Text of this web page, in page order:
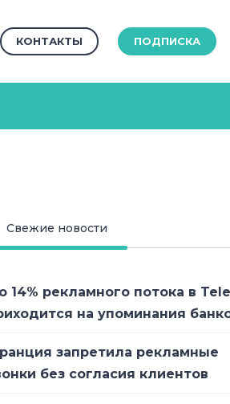
КОНТАКТЫ ПОДПИСКА
Свежие новости
14% рекламного потока в
на упоминания
запретила рекламные
без согласия клиентов